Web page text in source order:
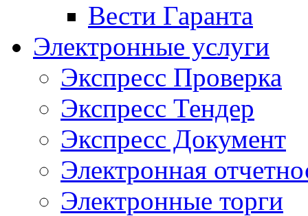
Вести Гаранта
Электронные услуги
Экспресс Проверка
Экспресс Тендер
Экспресс Документ
Электронная
Электронные торги